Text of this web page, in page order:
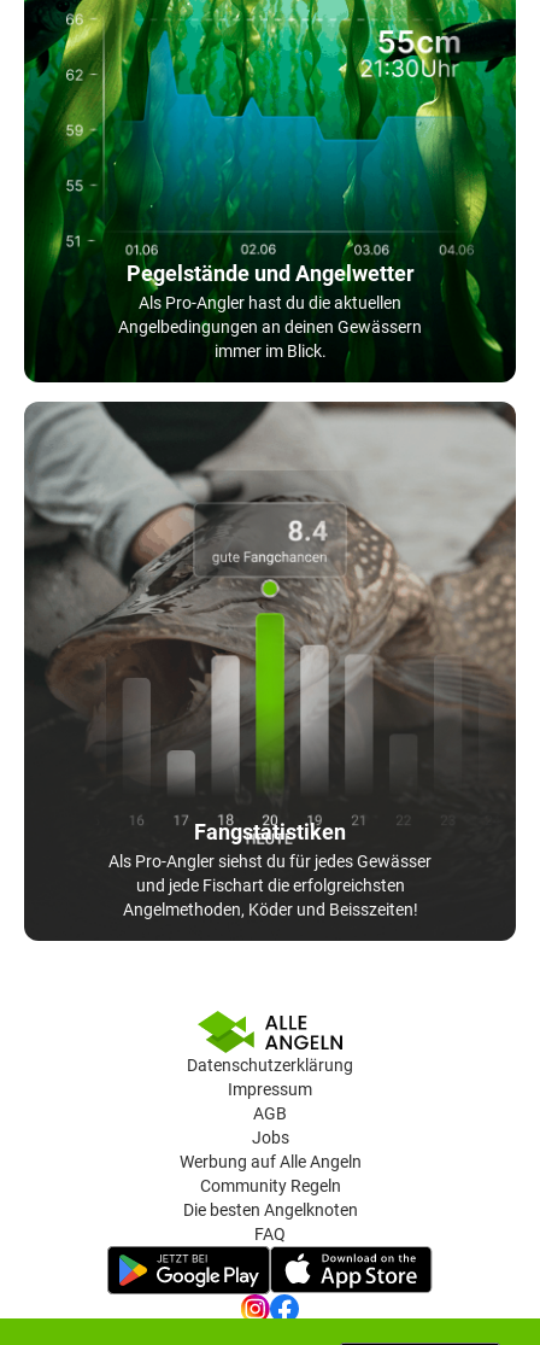
Pegelstände und Angelwetter
Als Pro-Angler hast du die aktuellen
Angelbedingungen an deinen Gewässern
immer im Blick.
Fangstatistiken
Als Pro-Angler siehst du für jedes Gewässer
und jede Fischart die erfolgreichsten
Angelmethoden, Köder und Beisszeiten!
Datenschutzerklärung
Impressum
AGB
Jobs
Werbung auf Alle Angeln
Community Regeln
Die besten Angelknoten
FAQ